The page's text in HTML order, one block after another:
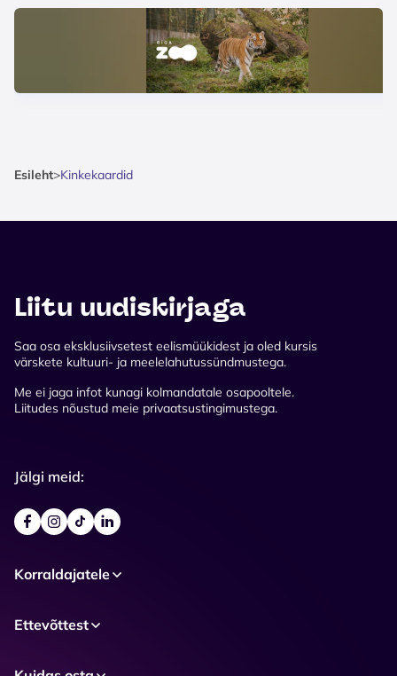
Esileht>Kinkekaardid
Liitu uudiskirjaga
Saa osa eksklusiivsetest eelismüükidest ja oled kursis
värskete kultuuri- ja meelelahutussündmustega.
Me ei jaga infot kunagi kolmandatale osapooltele.
Liitudes nõustud meie privaatsustingimustega.
Jälgi meid:
Korraldajatele
Ettevõttest